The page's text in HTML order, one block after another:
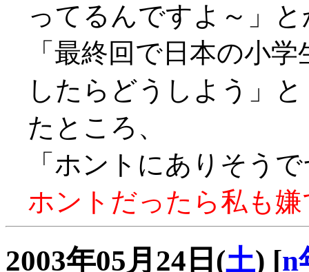
ってるんですよ～」
「最終回で日本の小
したらどうしよう」と
たところ、
「ホントにありそう
ホントだったら私も嫌
2003年05月24日(土) [n